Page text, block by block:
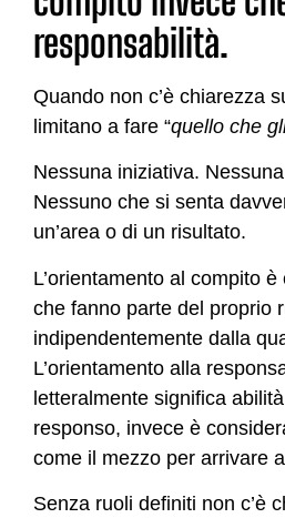
responsabilità.
Quando non c’è chiarezza
limitano a fare “quello che
Nessuna iniziativa.
Nessuno che si senta
un’area o di un risultato.
L’orientamento al compito
che fanno parte del proprio
indipendentemente dalla
L’orientamento alla
letteralmente significa
responso, invece è
come il mezzo per arrivare
Senza ruoli definiti non c’è